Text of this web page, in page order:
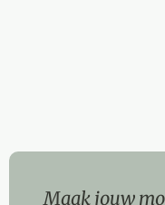
Maak jouw